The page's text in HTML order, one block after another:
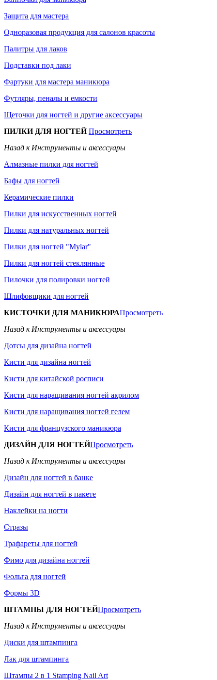
Защита для мастера
Одноразовая продукция для салонов красоты
Палитры для лаков
Подставки под лаки
Фартуки для мастера маникюра
Футляры, пеналы и емкости
Щеточки для ногтей и другие аксессуары
ПИЛКИ ДЛЯ НОГТЕЙПросмотреть
Назад к Инструменты и аксессуары
Алмазные пилки для ногтей
Бафы для ногтей
Керамические пилки
Пилки для искусственных ногтей
Пилки для натуральных ногтей
Пилки для ногтей "Mylar"
Пилки для ногтей стеклянные
Пилочки для полировки ногтей
Шлифовщики для ногтей
КИСТОЧКИ ДЛЯ МАНИКЮРАПросмотреть
Назад к Инструменты и аксессуары
Дотсы для дизайна ногтей
Кисти для дизайна ногтей
Кисти для китайской росписи
Кисти для наращивания ногтей акрилом
Кисти для наращивания ногтей гелем
Кисти для французского маникюра
ДИЗАЙН ДЛЯ НОГТЕЙПросмотреть
Назад к Инструменты и аксессуары
Дизайн для ногтей в банке
Дизайн для ногтей в пакете
Наклейки на ногти
Стразы
Трафареты для ногтей
Фимо для дизайна ногтей
Фольга для ногтей
Формы 3D
ШТАМПЫ ДЛЯ НОГТЕЙПросмотреть
Назад к Инструменты и аксессуары
Диски для штампинга
Лак для штампинга
Штампы 2 в 1 Stamping Nail Art